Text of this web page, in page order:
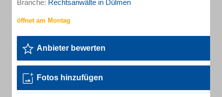
Branche: Rechtsanwälte in Dülmen
Anbieter bewerten
Fotos hinzufügen